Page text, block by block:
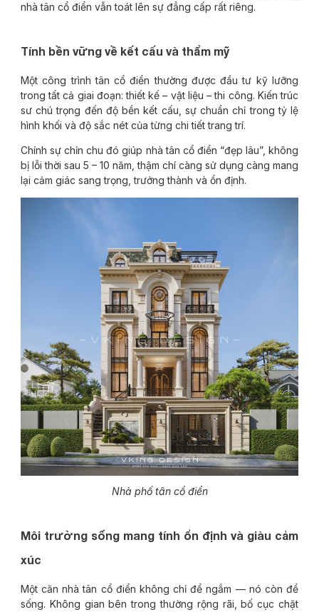
nhà tân cổ điển vẫn toát lên sự đẳng cấp rất riêng.
Tính bền vững về kết cấu và thẩm mỹ
Một công trình tân cổ điển thường được đầu tư kỹ lưỡng
trong tất cả giai đoạn: thiết kế – vật liệu – thi công. Kiến trúc
sư chú trọng đến độ bền kết cấu, sự chuẩn chỉ trong tỷ lệ
hình khối và độ sắc nét của từng chi tiết trang trí.
Chính sự chỉn chu đó giúp nhà tân cổ điển “đẹp lâu”, không
bị lỗi thời sau 5 – 10 năm, thậm chí càng sử dụng càng mang
lại cảm giác sang trọng, trưởng thành và ổn định.
Nhà phố tân cổ điển
Môi trường sống mang tính ổn định và giàu cảm
xúc
Một căn nhà tân cổ điển không chỉ để ngắm — nó còn để
sống. Không gian bên trong thường rộng rãi, bố cục chặt